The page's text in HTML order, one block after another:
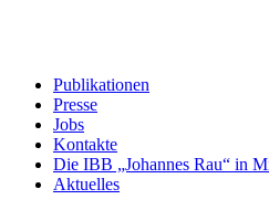
Publikationen
Presse
Jobs
Kontakte
Die IBB „Johannes Rau“ in
Aktuelles